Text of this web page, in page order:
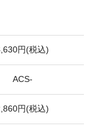
円(税込)
ACS-
円(税込)